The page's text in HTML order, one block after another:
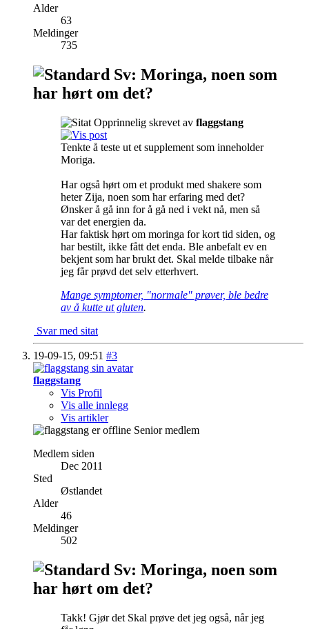
Alder
63
Meldinger
735
Sv: Moringa, noen som
har hørt om det?
Opprinnelig skrevet av flaggstang
Tenkte å teste ut et supplement som inneholder
Moriga.
Har også hørt om et produkt med shakere som
heter Zija, noen som har erfaring med det?
Ønsker å gå inn for å gå ned i vekt nå, men så
var det energien da.
Har faktisk hørt om moringa for kort tid siden, og
har bestilt, ikke fått det enda. Ble anbefalt ev en
bekjent som har brukt det. Skal melde tilbake når
jeg får prøvd det selv etterhvert.
Mange symptomer, "normale" prøver, ble bedre
av å kutte ut gluten.
Svar med sitat
19-09-15, 09:51 #3
flaggstang
Vis Profil
Vis alle innlegg
Vis artikler
Senior medlem
Medlem siden
Dec 2011
Sted
Østlandet
Alder
46
Meldinger
502
Sv: Moringa, noen som
har hørt om det?
Takk! Gjør det Skal prøve det jeg også, når jeg